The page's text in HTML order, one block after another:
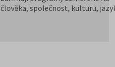
člověka, společnost, kulturu,